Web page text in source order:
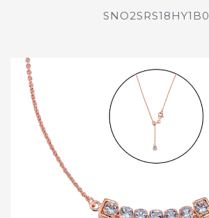
SNO2SRS18HY1B0